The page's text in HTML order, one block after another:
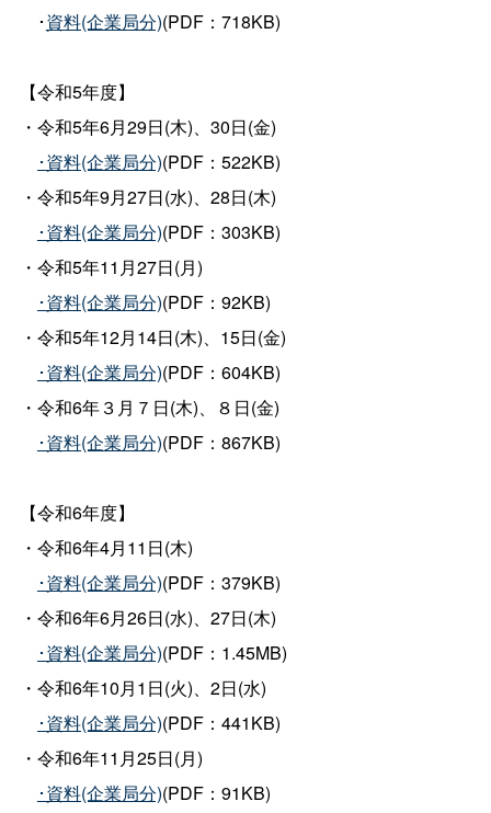
･資料(企業局分)(PDF：718KB)
【令和5年度】
・令和5年6月29日(木)、30日(金)
･資料(企業局分)(PDF：522KB)
・令和5年9月27日(水)、28日(木)
･資料(企業局分)(PDF：303KB)
・令和5年11月27日(月)
･資料(企業局分)(PDF：92KB)
・令和5年12月14日(木)、15日(金)
･資料(企業局分)(PDF：604KB)
・令和6年３月７日(木)、８日(金)
･資料(企業局分)(PDF：867KB)
【令和6年度】
・令和6年4月11日(木)
･資料(企業局分)(PDF：379KB)
・令和6年6月26日(水)、27日(木)
･資料(企業局分)(PDF：1.45MB)
・令和6年10月1日(火)、2日(水)
･資料(企業局分)(PDF：441KB)
・令和6年11月25日(月)
･資料(企業局分)(PDF：91KB)